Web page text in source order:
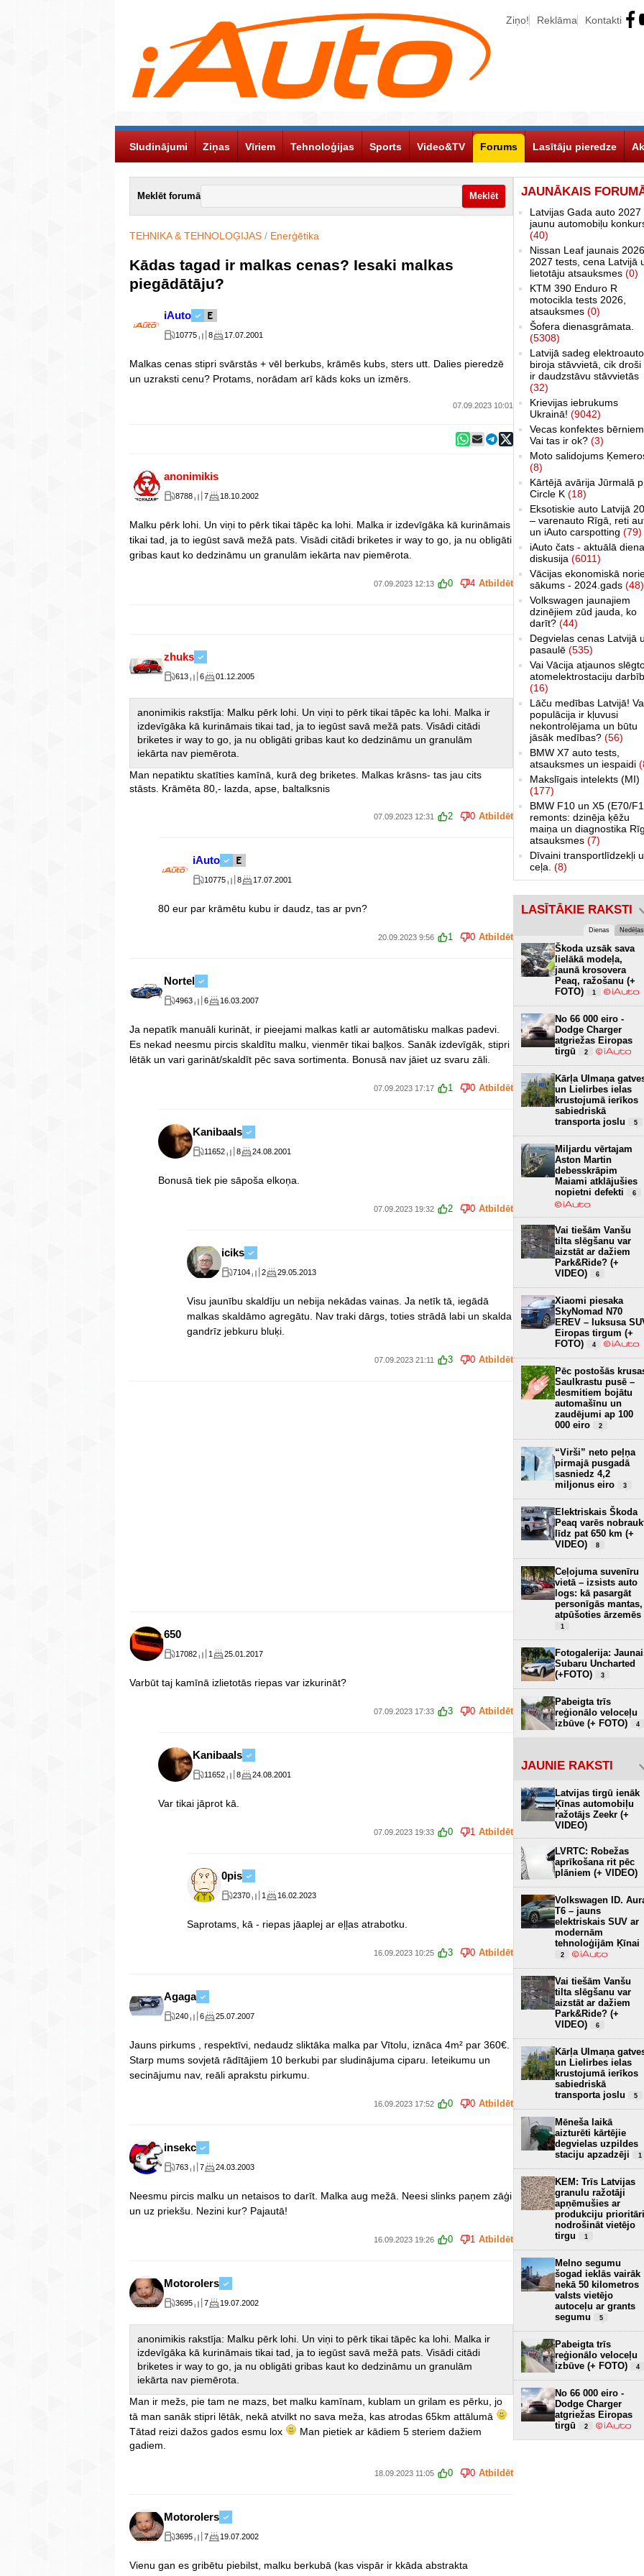
Ziņo! Reklāma Kontakti
Sludinājumi Ziņas Vīriem Tehnoloģijas Sports Video&TV Forums Lasītāju pieredze
Meklēt forumā
TEHNIKA & TEHNOLOĢIJAS / Enerģētika
Kādas tagad ir malkas cenas? Iesaki malkas
piegādātāju?
iAuto
10775 8 17.07.2001
Malkas cenas stipri svārstās + vēl berkubs, krāmēs kubs, sters utt. Dalies pieredzē
un uzraksti cenu? Protams, norādam arī kāds koks un izmērs.
07.09.2023 10:01
anonimikis
8788 7 18.10.2002
Malku pērk lohi. Un viņi to pērk tikai tāpēc ka lohi. Malka ir izdevīgāka kā kurināmais
tikai tad, ja to iegūst savā mežā pats. Visādi citādi briketes ir way to go, ja nu obligāti
gribas kaut ko dedzināmu un granulām iekārta nav piemērota.
07.09.2023 12:13 0 4 Atbildēt
zhuks
613 6 01.12.2005
anonimikis rakstīja: Malku pērk lohi. Un viņi to pērk tikai tāpēc ka lohi. Malka ir
izdevīgāka kā kurināmais tikai tad, ja to iegūst savā mežā pats. Visādi citādi
briketes ir way to go, ja nu obligāti gribas kaut ko dedzināmu un granulām
iekārta nav piemērota.
Man nepatiktu skatīties kamīnā, kurā deg briketes. Malkas krāsns- tas jau cits
stāsts. Krāmēta 80,- lazda, apse, baltalksnis
07.09.2023 12:31 2 0 Atbildēt
iAuto
10775 8 17.07.2001
80 eur par krāmētu kubu ir daudz, tas ar pvn?
20.09.2023 9:56 1 0 Atbildēt
Nortel
4963 6 16.03.2007
Ja nepatīk manuāli kurināt, ir pieejami malkas katli ar automātisku malkas padevi.
Es nekad neesmu pircis skaldītu malku, vienmēr tikai baļķos. Sanāk izdevīgāk, stipri
lētāk un vari garināt/skaldīt pēc sava sortimenta. Bonusā nav jāiet uz svaru zāli.
07.09.2023 17:17 1 0 Atbildēt
Kanibaals
11652 8 24.08.2001
Bonusā tiek pie sāpoša elkoņa.
07.09.2023 19:32 2 0 Atbildēt
iciks
7104 2 29.05.2013
Visu jaunību skaldīju un nebija nekādas vainas. Ja netīk tā, iegādā
malkas skaldāmo agregātu. Nav traki dārgs, toties strādā labi un skalda
gandrīz jebkuru bluķi.
07.09.2023 21:11 3 0 Atbildēt
650
17082 1 25.01.2017
Varbūt taj kamīnā izlietotās riepas var izkurināt?
07.09.2023 17:33 3 0 Atbildēt
Kanibaals
11652 8 24.08.2001
Var tikai jāprot kā.
07.09.2023 19:33 0 1 Atbildēt
0pis
2370 1 16.02.2023
Saprotams, kā - riepas jāaplej ar eļļas atrabotku.
16.09.2023 10:25 3 0 Atbildēt
Agaga
240 6 25.07.2007
Jauns pirkums , respektīvi, nedaudz sliktāka malka par Vītolu, iznāca 4m² par 360€.
Starp mums sovjetā rādītājiem 10 berkubi par sludinājuma ciparu. Ieteikumu un
secinājumu nav, reāli aprakstu pirkumu.
16.09.2023 17:52 0 0 Atbildēt
insekc
763 7 24.03.2003
Neesmu pircis malku un netaisos to darīt. Malka aug mežā. Neesi slinks paņem zāģi
un uz priekšu. Nezini kur? Pajautā!
16.09.2023 19:26 0 1 Atbildēt
Motorolers
3695 7 19.07.2002
anonimikis rakstīja: Malku pērk lohi. Un viņi to pērk tikai tāpēc ka lohi. Malka ir
izdevīgāka kā kurināmais tikai tad, ja to iegūst savā mežā pats. Visādi citādi
briketes ir way to go, ja nu obligāti gribas kaut ko dedzināmu un granulām
iekārta nav piemērota.
Man ir mežs, pie tam ne mazs, bet malku kamīnam, kublam un grilam es pērku, jo
tā man sanāk stipri lētāk, nekā atvilkt no sava meža, kas atrodas 65km attālumā
Tātad reizi dažos gados esmu lox
Man pietiek ar kādiem 5 steriem dažiem
gadiem.
18.09.2023 11:05 0 0 Atbildēt
Motorolers
3695 7 19.07.2002
Vienu gan es gribētu piebilst, malku berkubā (kas vispār ir kkāda abstrakta
JAUNĀKAIS
Latvijas Gada auto 2027
jaunu automobiļu
(40)
Nissan Leaf jaunais
2027 tests, cena Latvijā
lietotāju atsauksmes (0)
KTM 390 Enduro R
motocikla tests 2026,
atsauksmes (0)
Šofera dienasgrāmata.
(5308)
Latvijā sadeg elektroauto
biroja stāvvietā, cik droši
ir daudzstāvu stāvvietās
(32)
Krievijas iebrukums
Ukrainā! (9042)
Vecas konfektes
Vai tas ir ok? (3)
Moto salidojums
(8)
Kārtējā avārija Jūrmalā
Circle K (18)
Eksotiskie auto Latvijā
– varenauto Rīgā, reti
un iAuto carspotting (79)
iAuto čats - aktuālā
diskusija (6011)
Vācijas ekonomiskā
sākums - 2024.gads (48)
Volkswagen jaunajiem
dzinējiem zūd jauda, ko
darīt? (44)
Degvielas cenas Latvijā
pasaulē (535)
Vai Vācija atjaunos
atomelektrostaciju
(16)
Lāču medības Latvijā!
populācija ir kļuvusi
nekontrolējama un būtu
jāsāk medības? (56)
BMW X7 auto tests,
atsauksmes un iespaidi
Makslīgais intelekts (MI)
(177)
BMW F10 un X5 (E70/
remonts: dzinēja ķēžu
maiņa un diagnostika
atsauksmes (7)
Dīvaini transportlīdzekļi
ceļa. (8)
LASĪTĀKIE RAKSTI
Dienas Nedēļas
Škoda uzsāk sava
lielākā modeļa,
jaunā krosovera
Peaq, ražošanu (+
FOTO)
1
No 66 000 eiro -
Dodge Charger
atgriežas Eiropas
tirgū
2
Kārļa Ulmaņa
un Lielirbes ielas
krustojumā ierīkos
sabiedriskā
transporta joslu
5
Miljardu vērtajam
Aston Martin
debesskrāpim
Maiami atklājušies
nopietni defekti
6
Vai tiešām Vanšu
tilta slēgšanu var
aizstāt ar dažiem
Park&Ride? (+
VIDEO)
6
Xiaomi piesaka
SkyNomad N70
EREV – luksusa
Eiropas tirgum (+
FOTO)
4
Pēc postošās
Saulkrastu pusē –
desmitiem bojātu
automašīnu un
zaudējumi ap 100
000 eiro
2
“Virši” neto peļņa
pirmajā pusgadā
sasniedz 4,2
miljonus eiro
3
Elektriskais Škoda
Peaq varēs
līdz pat 650 km (+
VIDEO)
8
Ceļojuma suvenīru
vietā – izsists auto
logs: kā pasargāt
personīgās mantas,
atpūšoties ārzemēs
1
Fotogalerija:
Subaru Uncharted
(+FOTO)
3
Pabeigta trīs
reģionālo veloceļu
izbūve (+ FOTO)
4
JAUNIE RAKSTI
Latvijas tirgū ienāk
Ķīnas automobiļu
ražotājs Zeekr (+
VIDEO)
LVRTC: Robežas
aprīkošana rit pēc
plāniem (+ VIDEO)
Volkswagen ID.
T6 – jauns
elektriskais SUV ar
modernām
tehnoloģijām Ķīnai
2
Vai tiešām Vanšu
tilta slēgšanu var
aizstāt ar dažiem
Park&Ride? (+
VIDEO)
6
Kārļa Ulmaņa
un Lielirbes ielas
krustojumā ierīkos
sabiedriskā
transporta joslu
5
Mēneša laikā
aizturēti kārtējie
degvielas uzpildes
staciju apzadzēji
1
KEM: Trīs Latvijas
granulu ražotāji
apņēmušies ar
produkciju prioritāri
nodrošināt vietējo
tirgu
1
Melno segumu
šogad ieklās vairāk
nekā 50 kilometros
valsts vietējo
autoceļu ar grants
segumu
5
Pabeigta trīs
reģionālo veloceļu
izbūve (+ FOTO)
4
No 66 000 eiro -
Dodge Charger
atgriežas Eiropas
tirgū
2